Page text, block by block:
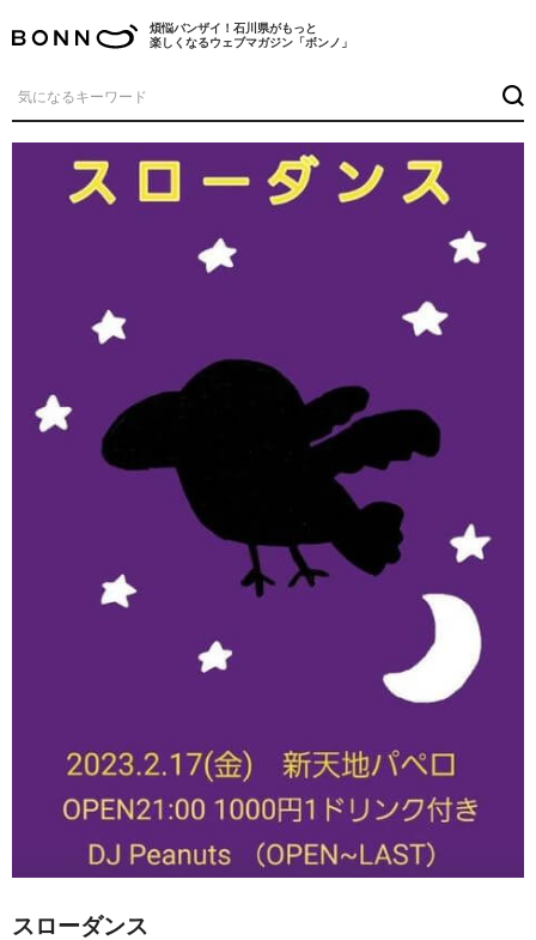
煩悩バンザイ！石川県がもっと
楽しくなるウェブマガジン「ボンノ」
スローダンス